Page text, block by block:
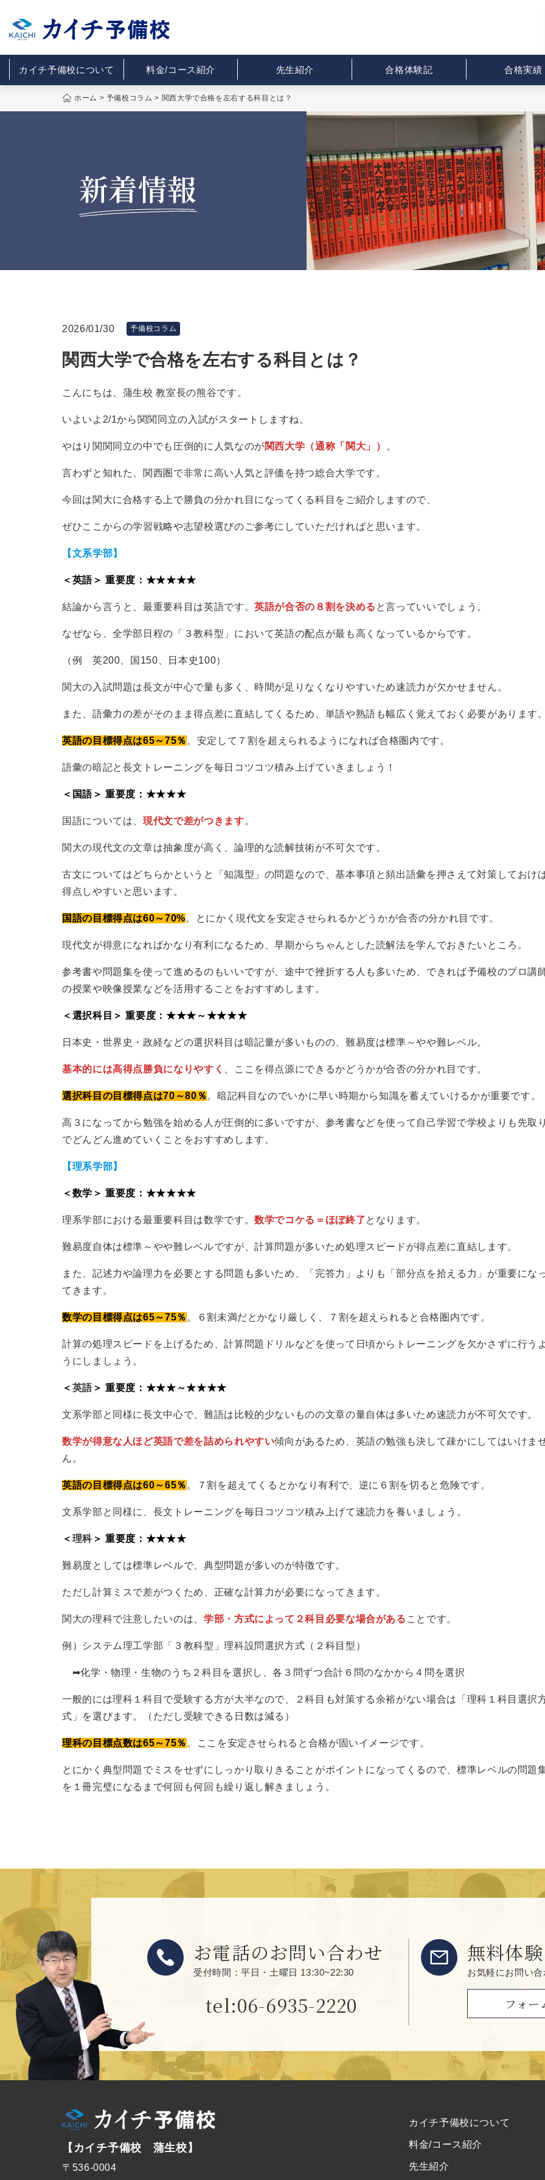
カイチ予備校について 料金/コース紹介 先生紹介 合格体験記 合格実績
ホーム > 予備校コラム > 関西大学で合格を左右する科目とは？
新着情報
2026/01/30 予備校コラム
関西大学で合格を左右する科目とは？
こんにちは、蒲生校 教室長の熊谷です。
いよいよ2/1から関関同立の入試がスタートしますね。
やはり関関同立の中でも圧倒的に人気なのが関西大学（通称「関大」） 。
言わずと知れた、関西圏で非常に高い人気と評価を持つ総合大学です。
今回は関大に合格する上で勝負の分かれ目になってくる科目をご紹介しますので、
ぜひここからの学習戦略や志望校選びのご参考にしていただければと思います。
【文系学部】
＜英語＞ 重要度：★★★★★
結論から言うと、最重要科目は英語です。英語が合否の８割を決める と言っていいでしょう。
なぜなら、全学部日程の「３教科型」において英語の配点が最も高くなっているからです。
（例 英200、国150、日本史100）
関大の入試問題は長文が中心で量も多く、時間が足りなくなりやすいため速読力が欠かせません。
また、語彙力の差がそのまま得点差に直結してくるため、単語や熟語も幅広く覚えておく必要があります
英語の目標得点は65～75％ 。安定して７割を超えられるようになれば合格圏内です。
語彙の暗記と長文トレーニングを毎日コツコツ積み上げていきましょう！
＜国語＞ 重要度：★★★★
国語については、現代文で差がつきます。
関大の現代文の文章は抽象度が高く、論理的な読解技術が不可欠です。
古文についてはどちらかというと「知識型」の問題なので、基本事項と頻出語彙を押さえて対策しておけ
得点しやすいと思います。
国語の目標得点は60～70%。とにかく現代文を安定させられるかどうかが合否の分かれ目です。
現代文が得意になればかなり有利になるため、早期からちゃんとした読解法を学んでおきたいところ。
参考書や問題集を使って進めるのもいいですが、途中で挫折する人も多いため、できれば予備校のプロ講
の授業や映像授業などを活用することをおすすめします。
＜選択科目＞ 重要度：★★★～★★★★
日本史・世界史・政経などの選択科目は暗記量が多いものの、難易度は標準～やや難レベル。
基本的には高得点勝負になりやすく 、ここを得点源にできるかどうかが合否の分かれ目です。
選択科目の目標得点は70～80％ 。暗記科目なのでいかに早い時期から知識を蓄えていけるかが重要です。
高３になってから勉強を始める人が圧倒的に多いですが、参考書などを使って自己学習で学校よりも先取
でどんどん進めていくことをおすすめします。
【理系学部】
＜数学＞ 重要度：★★★★★
理系学部における最重要科目は数学です。数学でコケる＝ほぼ終了となります。
難易度自体は標準～やや難レベルですが、計算問題が多いため処理スピードが得点差に直結します。
また、記述力や論理力を必要とする問題も多いため、「完答力」よりも「部分点を拾える力」が重要にな
てきます。
数学の目標得点は65～75％ 。６割未満だとかなり厳しく、７割を超えられると合格圏内です。
計算の処理スピードを上げるため、計算問題ドリルなどを使って日頃からトレーニングを欠かさずに行う
うにしましょう。
＜ 英語＞ 重要度：★★★～★★★★
文系学部と同様に長文中心で、難語は比較的少ないものの文章の量自体は多いため速読力が不可欠です。
数学が得意な人ほど英語で差を詰められやすい傾向があるため、英語の勉強も決して疎かにしてはいけま
ん。
英語の目標得点は60～65％ 。７割を超えてくるとかなり有利で、逆に６割を切ると危険です。
文系学部と同様に、長文トレーニングを毎日コツコツ積み上げて速読力を養いましょう。
＜ 理科＞ 重要度：★★★★
難易度としては標準レベルで、典型問題が多いのが特徴です。
ただし計算ミスで差がつくため、正確な計算力が必要になってきます。
関大の理科で注意したいのは、 学部・方式によって２科目必要な場合がある ことです。
例）システム理工学部「３教科型」理科設問選択方式（２科目型）
➡化学・物理・生物のうち２科目を選択し、各３問ずつ合計６問のなかから４問を選択
一般的には理科１科目で受験する方が大半なので、２科目も対策する余裕がない場合は「理科１科目選択
式」を選びます。（ただし受験できる日数は減る）
理科の目標点数は65～75％ 。ここを安定させられると合格が固いイメージです。
とにかく典型問題でミスをせずにしっかり取りきることがポイントになってくるので、標準レベルの問題
を１冊完璧になるまで何回も何回も繰り返し解きましょう。
お電話のお問い合わせ
受付時間：平日・土曜日 13:30~22:30
tel:06-6935-2220
無料体
お気軽にお問い
フォ
【カイチ予備校 蒲生校】
〒536-0004
カイチ予備校について
料金/コース紹介
先生紹介